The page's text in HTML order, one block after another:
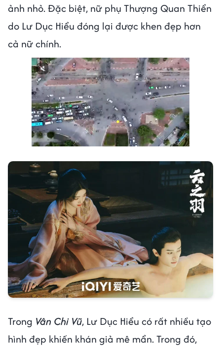
ảnh nhỏ. Đặc biệt, nữ phụ Thượng Quan Thiển
do Lư Dục Hiểu đóng lại được khen đẹp hơn
cả nữ chính.
Trong Vân Chi Vũ, Lư Dục Hiểu có rất nhiều tạo
hình đẹp khiến khán giả mê mẩn. Trong đó,